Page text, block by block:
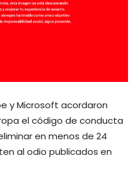
y Microsoft acordaron
el código de conducta
en menos de 24
al odio publicados en